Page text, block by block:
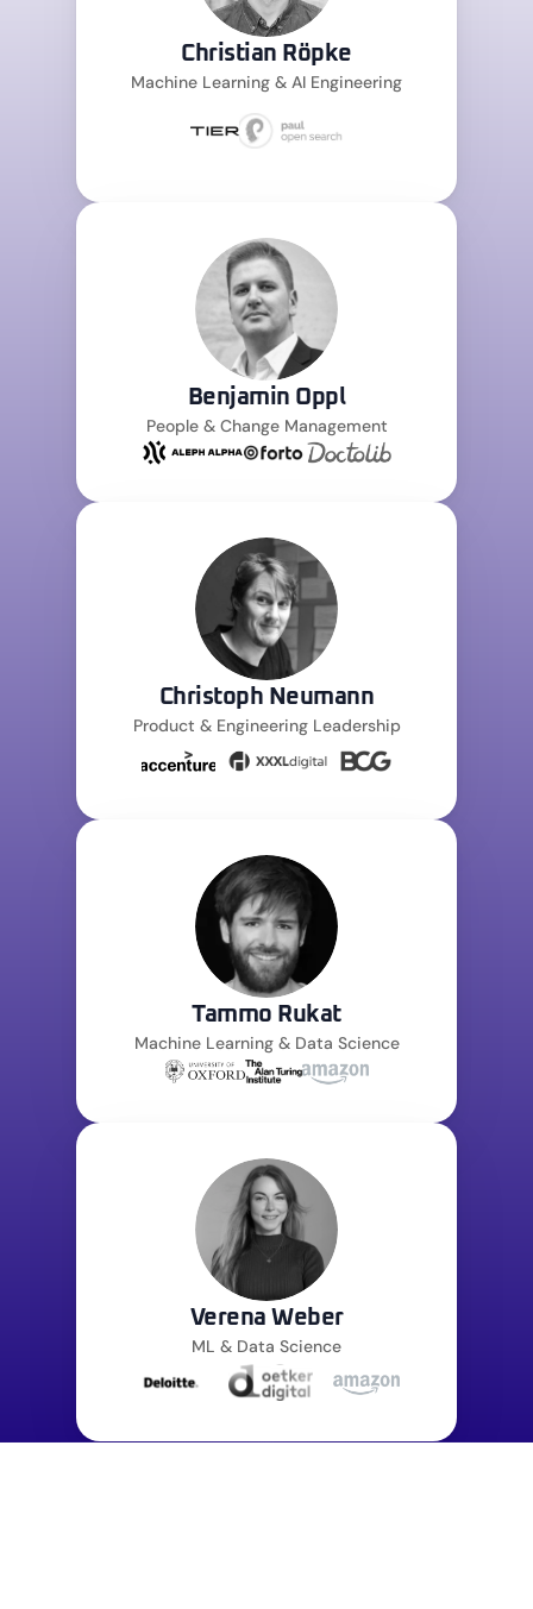
Christian Röpke
Machine Learning & AI Engineering
Benjamin Oppl
People & Change Management
Christoph Neumann
Product & Engineering Leadership
Tammo Rukat
Machine Learning & Data Science
Verena Weber
ML & Data Science